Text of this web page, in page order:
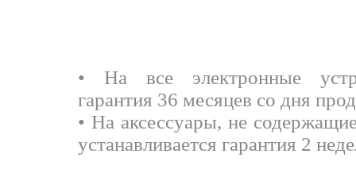
• На все электронные
гарантия 36 месяцев со дня
• На аксессуары, не
устанавливается гарантия 2